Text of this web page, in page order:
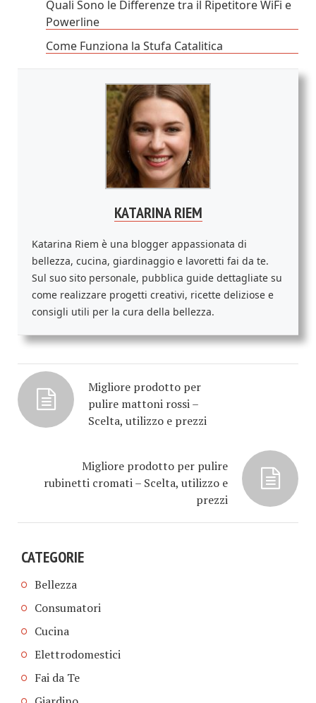
Quali Sono le Differenze tra il Ripetitore WiFi e
Powerline
Come Funziona la Stufa Catalitica
KATARINA RIEM
Katarina Riem è una blogger appassionata di
bellezza, cucina, giardinaggio e lavoretti fai da te.
Sul suo sito personale, pubblica guide dettagliate su
come realizzare progetti creativi, ricette deliziose e
consigli utili per la cura della bellezza.
Migliore prodotto per
pulire mattoni rossi –
Scelta, utilizzo e prezzi
Migliore prodotto per pulire
rubinetti cromati – Scelta, utilizzo e
prezzi
CATEGORIE
Bellezza
Consumatori
Cucina
Elettrodomestici
Fai da Te